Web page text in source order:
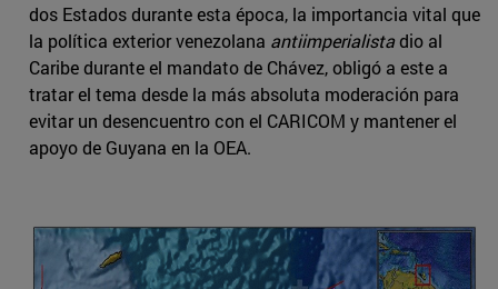
dos Estados durante esta época, la importancia vital que
la política exterior venezolana antiimperialistadio al
Caribe durante el mandato de Chávez, obligó a este a
tratar el tema desde la más absoluta moderación para
evitar un desencuentro con el CARICOM y mantener el
apoyo de Guyana en la OEA.